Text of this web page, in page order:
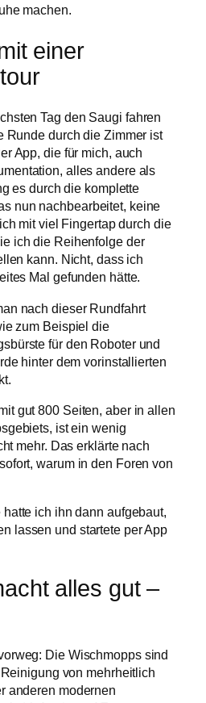
machen.
einer
Tag den Saugi fahren
Runde durch die Zimmer ist
App, die für mich, auch
alles andere als
es durch die komplette
nun nachbearbeitet, keine
mit viel Fingertap durch die
ich die Reihenfolge der
kann. Nicht, dass ich
Mal gefunden hätte.
nach dieser Rundfahrt
zum Beispiel die
für den Roboter und
hinter dem vorinstallierten
gut 800 Seiten, aber in allen
ist ein wenig
mehr. Das erklärte nach
warum in den Foren von
ich ihn dann aufgebaut,
lassen und startete per App
alles gut –
Die Wischmopps sind
von mehrheitlich
anderen modernen